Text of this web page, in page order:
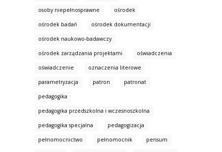
osoby niepełnosprawne ośrodek
ośrodek badań ośrodek dokumentacji
ośrodek naukowo-badawczy
ośrodek zarządzania projektami oświadczenia
oświadczenie oznaczenia literowe
parametryzacja patron patronat
pedagogika
pedagogika przedszkolna i wczesnoszkolna
pedagogika specjalna pedagogizacja
pełnomocnictwo pełnomocnik pensum